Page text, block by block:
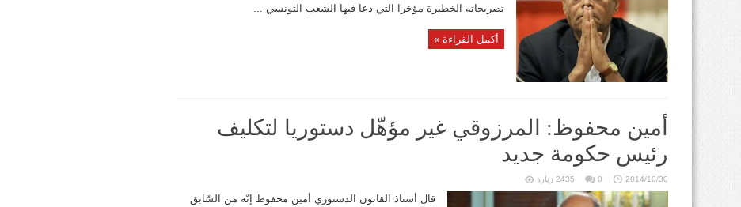
تصريحاته الخطيرة مؤخرا التي دعا فيها الشعب التونسي ...
أكمل القراءة »
أمين محفوظ: المرزوقي غير مؤهّل دستوريا لتكليف
رئيس حكومة جديد
2014/10/30
0 2435 زيارة
قال أستاذ القانون الدستوري أمين محفوظ إنّه من السّابق